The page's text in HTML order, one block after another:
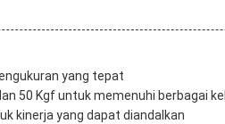
yang tepat
50 Kgf untuk memenuhi berbagai
kinerja yang dapat diandalkan